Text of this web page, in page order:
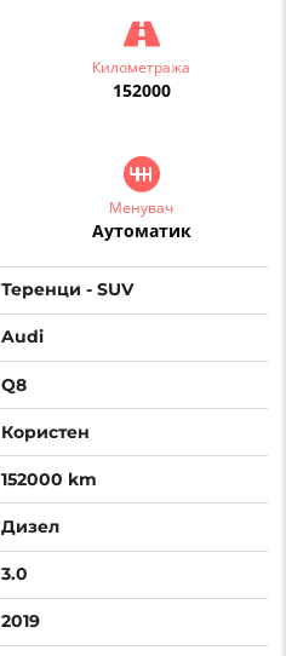
Километража
152000
Менувач
Аутоматик
Теренци - SUV
Audi
Q8
Користен
152000 km
Дизел
3.0
2019